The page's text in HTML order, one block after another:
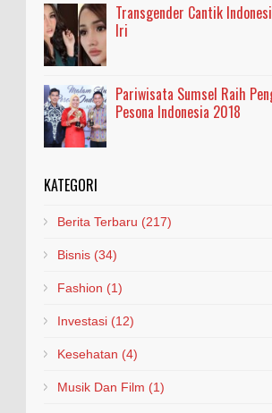
Transgender Cantik
Iri
Pariwisata Sumsel Raih
Pesona Indonesia 2018
KATEGORI
Berita Terbaru (217)
Bisnis (34)
Fashion (1)
Investasi (12)
Kesehatan (4)
Musik Dan Film (1)